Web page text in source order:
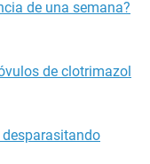
de una semana?
de clotrimazol